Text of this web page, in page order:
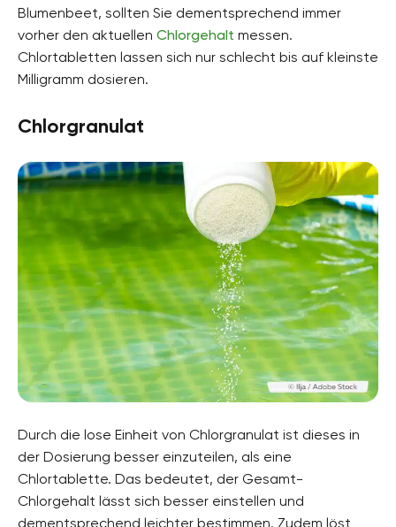
Blumenbeet, sollten Sie dementsprechend immer
vorher den aktuellen Chlorgehalt messen.
Chlortabletten lassen sich nur schlecht bis auf kleinste
Milligramm dosieren.
Chlorgranulat
Durch die lose Einheit von Chlorgranulat ist dieses in
der Dosierung besser einzuteilen, als eine
Chlortablette. Das bedeutet, der Gesamt-
Chlorgehalt lässt sich besser einstellen und
dementsprechend leichter bestimmen. Zudem löst